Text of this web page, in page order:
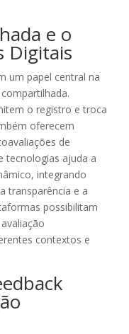
e o
Digitais
um papel central na
o registro e troca
oferecem
de
tecnologias ajuda a
integrando
transparência e a
possibilitam
contextos e